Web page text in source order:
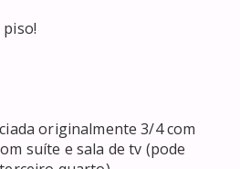
suíte e sala de tv (pode